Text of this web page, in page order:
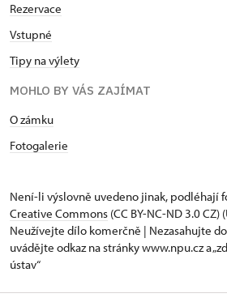
Rezervace
Vstupné
Tipy na výlety
MOHLO BY VÁS ZAJÍMAT
O zámku
Fotogalerie
Není-li výslovně uvedeno jinak, podléhají
Creative Commons (CC BY-NC-ND 3.0
Neužívejte dílo komerčně | Nezasahujte
uvádějte odkaz na stránky www.npu.cz a
ústav“